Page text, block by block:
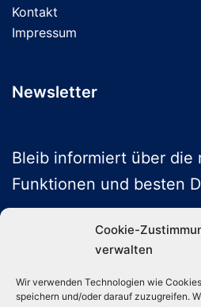
Cookie-
verwalten
Wir verwenden Technologien wie
speichern und/oder darauf zuzugreifen.
Kontakt
Impressum
Newsletter
Bleib informiert über die
Funktionen und besten
ABONNIEREN